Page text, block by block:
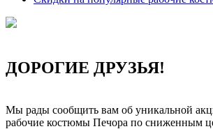
ДОРОГИЕ ДРУЗЬЯ!
Мы рады сообщить вам об уникальной
рабочие костюмы Печора по сниженным